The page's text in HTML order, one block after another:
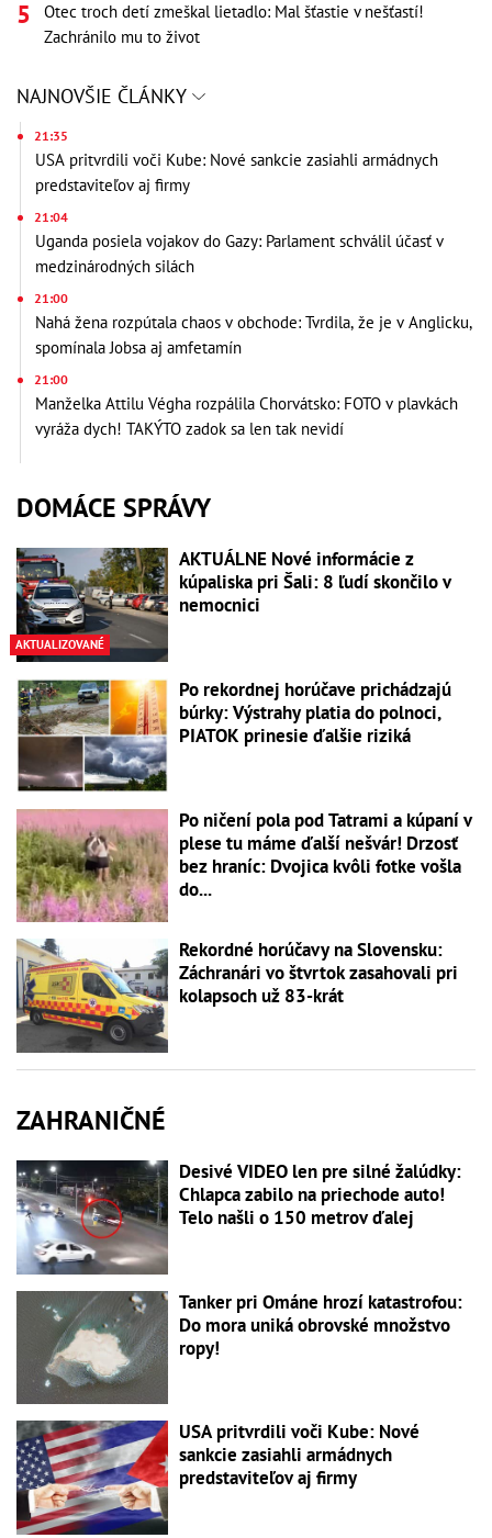
Otec troch detí zmeškal lietadlo: Mal šťastie v nešťastí!
Zachránilo mu to život
NAJNOVŠIE ČLÁNKY
21:35
USA pritvrdili voči Kube: Nové sankcie zasiahli armádnych
predstaviteľov aj firmy
21:04
Uganda posiela vojakov do Gazy: Parlament schválil účasť v
medzinárodných silách
21:00
Nahá žena rozpútala chaos v obchode: Tvrdila, že je v Anglicku,
spomínala Jobsa aj amfetamín
21:00
Manželka Attilu Végha rozpálila Chorvátsko: FOTO v plavkách
vyráža dych! TAKÝTO zadok sa len tak nevidí
DOMÁCE SPRÁVY
AKTUALIZOVANÉ
AKTUÁLNE Nové informácie z
kúpaliska pri Šali: 8 ľudí skončilo v
nemocnici
Po rekordnej horúčave prichádzajú
búrky: Výstrahy platia do polnoci,
PIATOK prinesie ďalšie riziká
Po ničení pola pod Tatrami a kúpaní v
plese tu máme ďalší nešvár! Drzosť
bez hraníc: Dvojica kvôli fotke vošla
do...
Rekordné horúčavy na Slovensku:
Záchranári vo štvrtok zasahovali pri
kolapsoch už 83-krát
ZAHRANIČNÉ
Desivé VIDEO len pre silné žalúdky:
Chlapca zabilo na priechode auto!
Telo našli o 150 metrov ďalej
Tanker pri Ománe hrozí katastrofou:
Do mora uniká obrovské množstvo
ropy!
USA pritvrdili voči Kube: Nové
sankcie zasiahli armádnych
predstaviteľov aj firmy